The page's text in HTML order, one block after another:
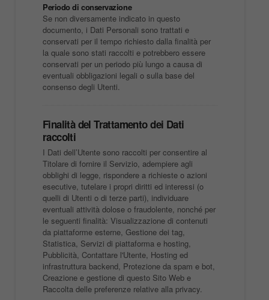
Periodo di conservazione
Se non diversamente indicato in questo
documento, i Dati Personali sono trattati e
conservati per il tempo richiesto dalla finalità per
la quale sono stati raccolti e potrebbero essere
conservati per un periodo più lungo a causa di
eventuali obbligazioni legali o sulla base del
consenso degli Utenti.
Finalità del Trattamento dei Dati
raccolti
I Dati dell’Utente sono raccolti per consentire al
Titolare di fornire il Servizio, adempiere agli
obblighi di legge, rispondere a richieste o azioni
esecutive, tutelare i propri diritti ed interessi (o
quelli di Utenti o di terze parti), individuare
eventuali attività dolose o fraudolente, nonché per
le seguenti finalità: Visualizzazione di contenuti
da piattaforme esterne, Gestione dei tag,
Statistica, Servizi di piattaforma e hosting,
Pubblicità, Contattare l'Utente, Hosting ed
infrastruttura backend, Protezione da spam e bot,
Creazione e gestione di questo Sito Web e
Raccolta delle preferenze relative alla privacy.